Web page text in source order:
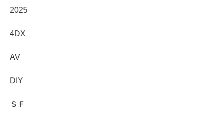
2025
4DX
AV
DIY
ＳＦ